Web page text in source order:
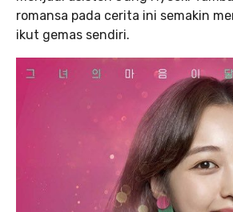
romansa pada cerita ini semakin
ikut gemas sendiri.